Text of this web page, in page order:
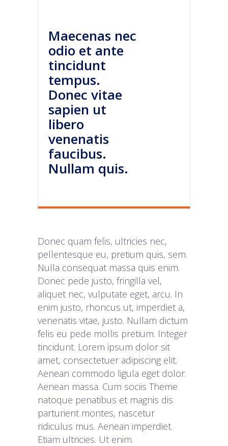
Maecenas nec
odio et ante
tincidunt
tempus.
Donec vitae
sapien ut
libero
venenatis
faucibus.
Nullam quis.
Donec quam felis, ultricies nec,
pellentesque eu, pretium quis, sem.
Nulla consequat massa quis enim.
Donec pede justo, fringilla vel,
aliquet nec, vulputate eget, arcu. In
enim justo, rhoncus ut, imperdiet a,
venenatis vitae, justo. Nullam dictum
felis eu pede mollis pretium. Integer
tincidunt. Lorem ipsum dolor sit
amet, consectetuer adipiscing elit.
Aenean commodo ligula eget dolor.
Aenean massa. Cum sociis Theme
natoque penatibus et magnis dis
parturient montes, nascetur
ridiculus mus. Aenean imperdiet.
Etiam ultricies. Ut enim.